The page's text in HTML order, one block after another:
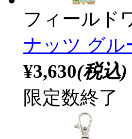
フィールド
ナッツ グル
¥3,630(税込)
限定数終了